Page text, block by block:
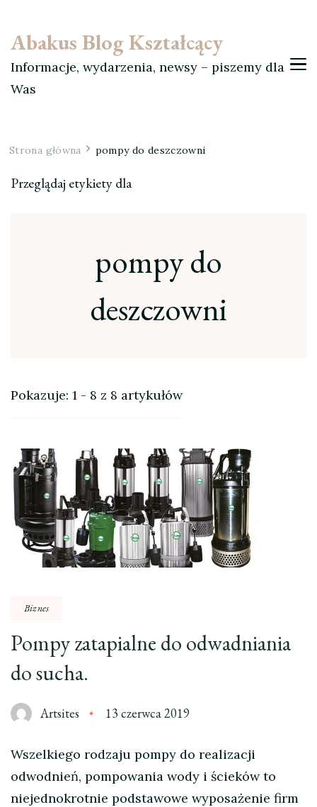
Abakus Blog Kształcący
Informacje, wydarzenia, newsy – piszemy dla
Was
Strona główna pompy do deszczowni
Przeglądaj etykiety dla
pompy do
deszczowni
Pokazuje: 1 - 8 z 8 artykułów
Biznes
Pompy zatapialne do odwadniania
do sucha.
Artsites 13 czerwca 2019
Wszelkiego rodzaju pompy do realizacji
odwodnień, pompowania wody i ścieków to
niejednokrotnie podstawowe wyposażenie firm